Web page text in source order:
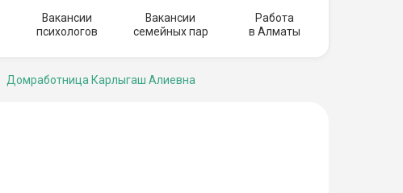
Вакансии
психологов
Вакансии
семейных пар
Работа
в Алматы
Домработница Карлыгаш Алиевна